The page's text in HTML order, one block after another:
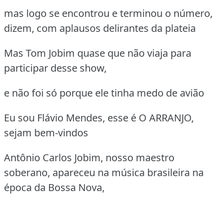
mas logo se encontrou e terminou o número,
dizem, com aplausos delirantes da plateia
Mas Tom Jobim quase que não viaja para
participar desse show,
e não foi só porque ele tinha medo de avião
Eu sou Flávio Mendes, esse é O ARRANJO,
sejam bem-vindos
Antônio Carlos Jobim, nosso maestro
soberano, apareceu na música brasileira na
época da Bossa Nova,